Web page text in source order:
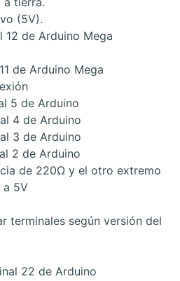
(5V).
12 de Arduino Mega
de Arduino Mega
5 de Arduino
4 de Arduino
3 de Arduino
2 de Arduino
de 220Ω y el otro extremo
a 5V
terminales según versión del
22 de Arduino